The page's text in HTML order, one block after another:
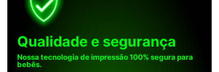
Qualidade e segurança
Nossa tecnologia de impressão 100% segura para
bebês.